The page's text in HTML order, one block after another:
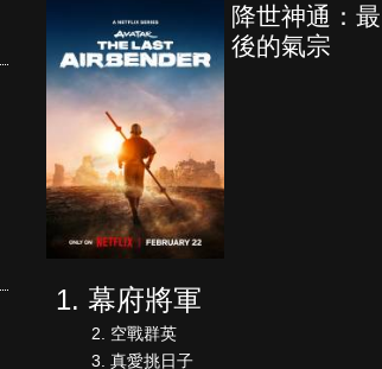
降世神通：最
後的氣宗
幕府將軍
空戰群英
真愛挑日子